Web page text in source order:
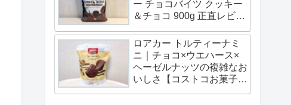
ー チョコバイツ クッキー
＆チョコ 900g 正直レビュ
ー#56】
ロアカー トルティーナミ
ニ｜チョコ×ウエハース×
ヘーゼルナッツの複雑なお
いしさ【コストコお菓子レ